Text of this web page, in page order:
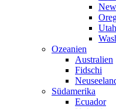
Utah
Ozeanien
Australien
Fidschi
Südamerika
Ecuador